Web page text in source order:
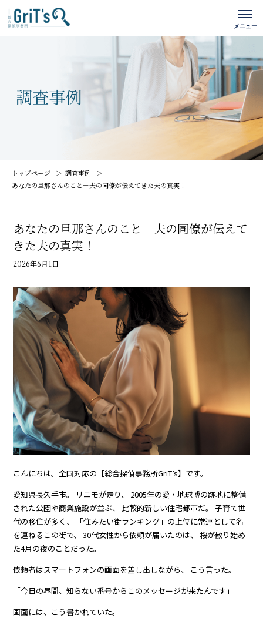
トップページ
調査事例
あなたの旦那さんのこと－夫の同僚が伝えてきた夫の真実！
あなたの旦那さんのこと－夫の同僚が伝えて
きた夫の真実！
2026年6月1日
こんにちは。全国対応の【総合探偵事務所GriT’s】です。
愛知県長久手市。 リニモが走り、 2005年の愛・地球博の跡地に整備
された公園や商業施設が並ぶ、 比較的新しい住宅都市だ。 子育て世
代の移住が多く、 「住みたい街ランキング」の上位に常連として名
を連ねるこの街で、 30代女性から依頼が届いたのは、 桜が散り始め
た4月の夜のことだった。
依頼者はスマートフォンの画面を差し出しながら、 こう言った。
「今日の昼間、知らない番号からこのメッセージが来たんです」
画面には、こう書かれていた。